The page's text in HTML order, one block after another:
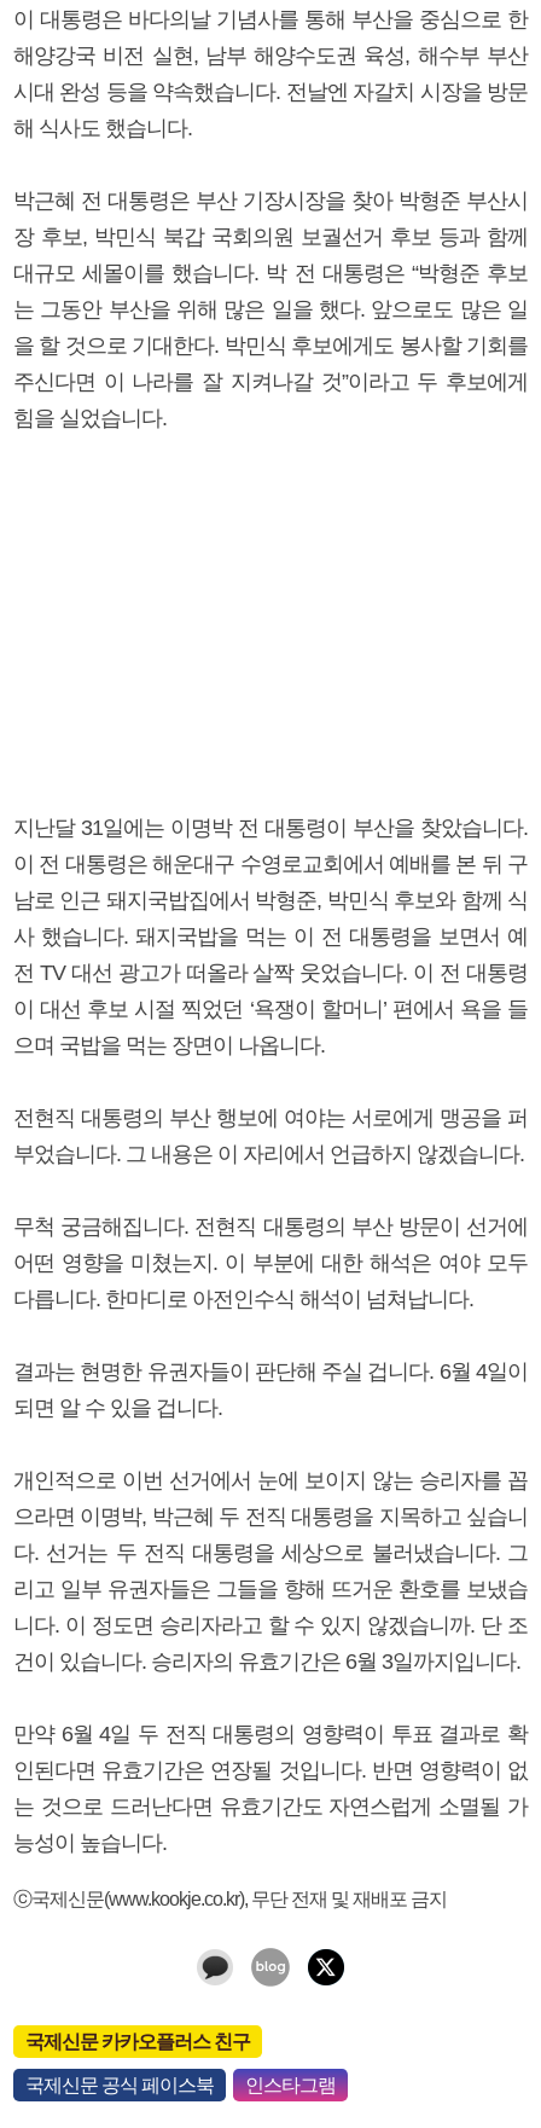
이 대통령은 바다의날 기념사를 통해 부산을 중심으로 한
해양강국 비전 실현, 남부 해양수도권 육성, 해수부 부산
시대 완성 등을 약속했습니다. 전날엔 자갈치 시장을 방문
해 식사도 했습니다.
박근혜 전 대통령은 부산 기장시장을 찾아 박형준 부산시
장 후보, 박민식 북갑 국회의원 보궐선거 후보 등과 함께
대규모 세몰이를 했습니다. 박 전 대통령은 “박형준 후보
는 그동안 부산을 위해 많은 일을 했다. 앞으로도 많은 일
을 할 것으로 기대한다. 박민식 후보에게도 봉사할 기회를
주신다면 이 나라를 잘 지켜나갈 것”이라고 두 후보에게
힘을 실었습니다.
지난달 31일에는 이명박 전 대통령이 부산을 찾았습니다.
이 전 대통령은 해운대구 수영로교회에서 예배를 본 뒤 구
남로 인근 돼지국밥집에서 박형준, 박민식 후보와 함께 식
사 했습니다. 돼지국밥을 먹는 이 전 대통령을 보면서 예
전 TV 대선 광고가 떠올라 살짝 웃었습니다. 이 전 대통령
이 대선 후보 시절 찍었던 ‘욕쟁이 할머니’ 편에서 욕을 들
으며 국밥을 먹는 장면이 나옵니다.
전현직 대통령의 부산 행보에 여야는 서로에게 맹공을 퍼
부었습니다. 그 내용은 이 자리에서 언급하지 않겠습니다.
무척 궁금해집니다. 전현직 대통령의 부산 방문이 선거에
어떤 영향을 미쳤는지. 이 부분에 대한 해석은 여야 모두
다릅니다. 한마디로 아전인수식 해석이 넘쳐납니다.
결과는 현명한 유권자들이 판단해 주실 겁니다. 6월 4일이
되면 알 수 있을 겁니다.
개인적으로 이번 선거에서 눈에 보이지 않는 승리자를 꼽
으라면 이명박, 박근혜 두 전직 대통령을 지목하고 싶습니
다. 선거는 두 전직 대통령을 세상으로 불러냈습니다. 그
리고 일부 유권자들은 그들을 향해 뜨거운 환호를 보냈습
니다. 이 정도면 승리자라고 할 수 있지 않겠습니까. 단 조
건이 있습니다. 승리자의 유효기간은 6월 3일까지입니다.
만약 6월 4일 두 전직 대통령의 영향력이 투표 결과로 확
인된다면 유효기간은 연장될 것입니다. 반면 영향력이 없
는 것으로 드러난다면 유효기간도 자연스럽게 소멸될 가
능성이 높습니다.
ⓒ국제신문(www.kookje.co.kr), 무단 전재 및 재배포 금지
국제신문 카카오플러스 친구
국제신문 공식 페이스북 인스타그램